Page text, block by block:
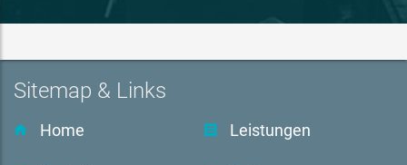
Sitemap & Links
Home Leistungen